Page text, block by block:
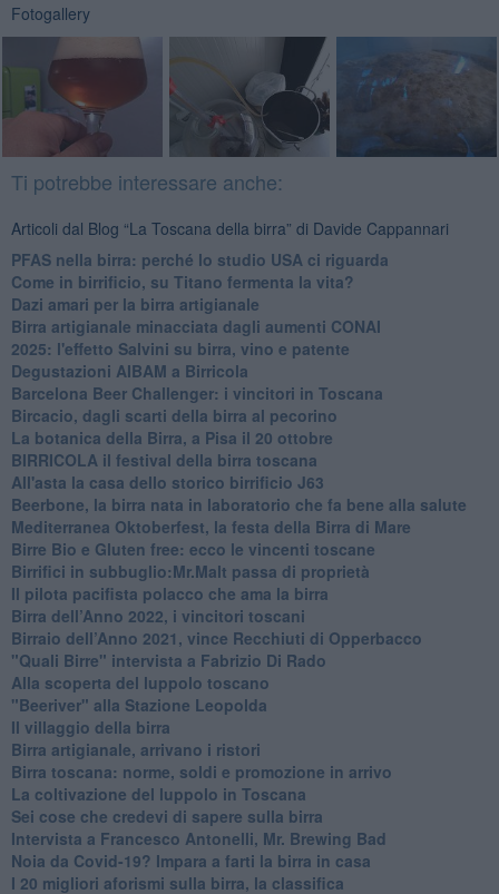
Fotogallery
Ti potrebbe interessare anche:
Articoli dal Blog “La Toscana della birra” di Davide Cappannari
​PFAS nella birra: perché lo studio USA ci riguarda
​Come in birrificio, su Titano fermenta la vita?
Dazi amari per la birra artigianale
​Birra artigianale minacciata dagli aumenti CONAI
​2025: l'effetto Salvini su birra, vino e patente
​Degustazioni AIBAM a Birricola
​Barcelona Beer Challenger: i vincitori in Toscana
Bircacio, dagli scarti della birra al pecorino
​La botanica della Birra, a Pisa il 20 ottobre
BIRRICOLA il festival della birra toscana
​All'asta la casa dello storico birrificio J63
Beerbone, la birra nata in laboratorio che fa bene alla salute
Mediterranea Oktoberfest, la festa della Birra di Mare
​Birre Bio e Gluten free: ecco le vincenti toscane
​Birrifici in subbuglio:Mr.Malt passa di proprietà
​Il pilota pacifista polacco che ama la birra
​Birra dell’Anno 2022, i vincitori toscani
Birraio dell’Anno 2021, vince Recchiuti di Opperbacco
"Quali Birre" intervista a Fabrizio Di Rado
​Alla scoperta del luppolo toscano
"Beeriver" alla Stazione Leopolda
Il villaggio della birra
Birra artigianale, arrivano i ristori
Birra toscana: norme, soldi e promozione in arrivo
La coltivazione del luppolo in Toscana
Sei cose che credevi di sapere sulla birra
Intervista a Francesco Antonelli, Mr. Brewing Bad
Noia da Covid-19? Impara a farti la birra in casa
I 20 migliori aforismi sulla birra, la classifica